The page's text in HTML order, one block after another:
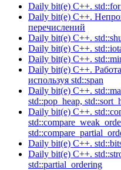
Daily bit(e) C++.
Daily bit(e) C++.
перечислений
Daily bit(e) C++.
Daily bit(e) C++.
Daily bit(e) C++.
Daily bit(e) C++.
используя std::span
Daily bit(e) C++.
std::pop_heap,
Daily bit(e) C++.
Daily bit(e) C++.
Daily bit(e) C++.
std::partial_ordering